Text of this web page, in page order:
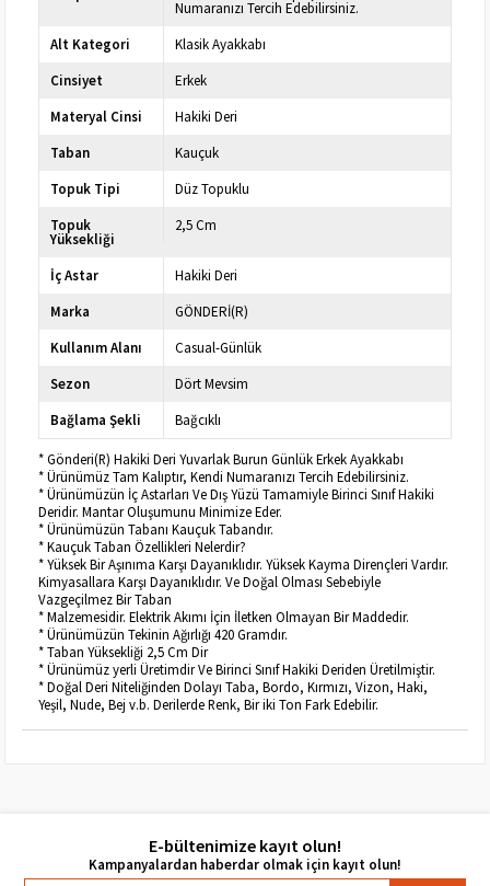
Numaranızı Tercih Edebilirsiniz.
Alt Kategori
Klasik Ayakkabı
Cinsiyet
Erkek
Materyal Cinsi
Hakiki Deri
Taban
Kauçuk
Topuk Tipi
Düz Topuklu
Topuk
Yüksekliği
2,5 Cm
İç Astar
Hakiki Deri
Marka
GÖNDERİ(R)
Kullanım Alanı
Casual-Günlük
Sezon
Dört Mevsim
Bağlama Şekli
Bağcıklı
* Gönderi(R) Hakiki Deri Yuvarlak Burun Günlük Erkek Ayakkabı
* Ürünümüz Tam Kalıptır, Kendi Numaranızı Tercih Edebilirsiniz.
* Ürünümüzün İç Astarları Ve Dış Yüzü Tamamiyle Birinci Sınıf Hakiki
Deridir. Mantar Oluşumunu Minimize Eder.
* Ürünümüzün Tabanı Kauçuk Tabandır.
* Kauçuk Taban Özellikleri Nelerdir?
* Yüksek Bir Aşınıma Karşı Dayanıklıdır. Yüksek Kayma Dirençleri Vardır.
Kimyasallara Karşı Dayanıklıdır. Ve Doğal Olması Sebebiyle
Vazgeçilmez Bir Taban
* Malzemesidir. Elektrik Akımı İçin İletken Olmayan Bir Maddedir.
* Ürünümüzün Tekinin Ağırlığı 420 Gramdır.
* Taban Yüksekliği 2,5 Cm Dir
* Ürünümüz yerli Üretimdir Ve Birinci Sınıf Hakiki Deriden Üretilmiştir.
* Doğal Deri Niteliğinden Dolayı Taba, Bordo, Kırmızı, Vizon, Haki,
Yeşil, Nude, Bej v.b. Derilerde Renk, Bir iki Ton Fark Edebilir.
E-bültenimize kayıt olun!